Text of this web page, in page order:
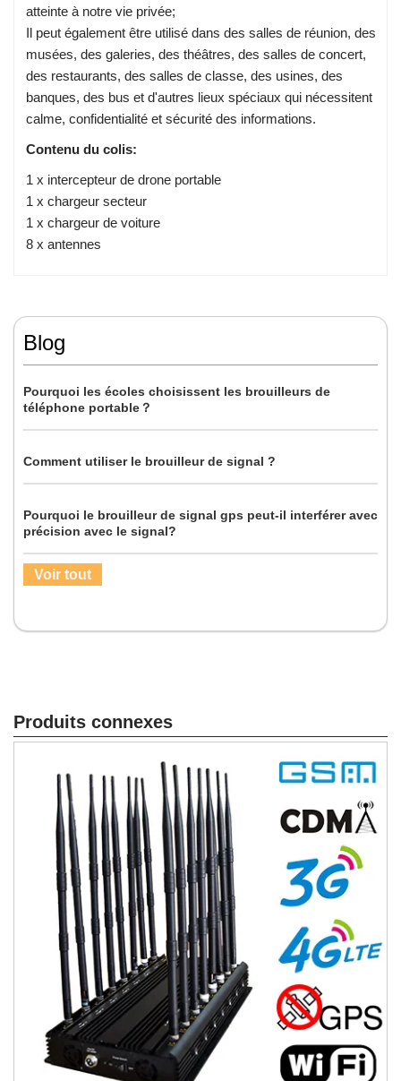
atteinte à notre vie privée;
Il peut également être utilisé dans des salles de réunion, des
musées, des galeries, des théâtres, des salles de concert,
des restaurants, des salles de classe, des usines, des
banques, des bus et d'autres lieux spéciaux qui nécessitent
calme, confidentialité et sécurité des informations.
Contenu du colis:
1 x intercepteur de drone portable
1 x chargeur secteur
1 x chargeur de voiture
8 x antennes
Blog
Pourquoi les écoles choisissent les brouilleurs de
téléphone portable？
Comment utiliser le brouilleur de signal ?
Pourquoi le brouilleur de signal gps peut-il interférer avec
précision avec le signal?
Voir tout
Produits connexes